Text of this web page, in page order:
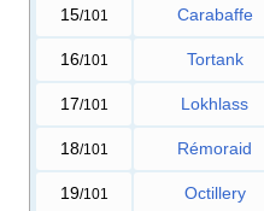
15/101 Carabaffe
16/101 Tortank
17/101 Lokhlass
18/101 Rémoraid
19/101 Octillery